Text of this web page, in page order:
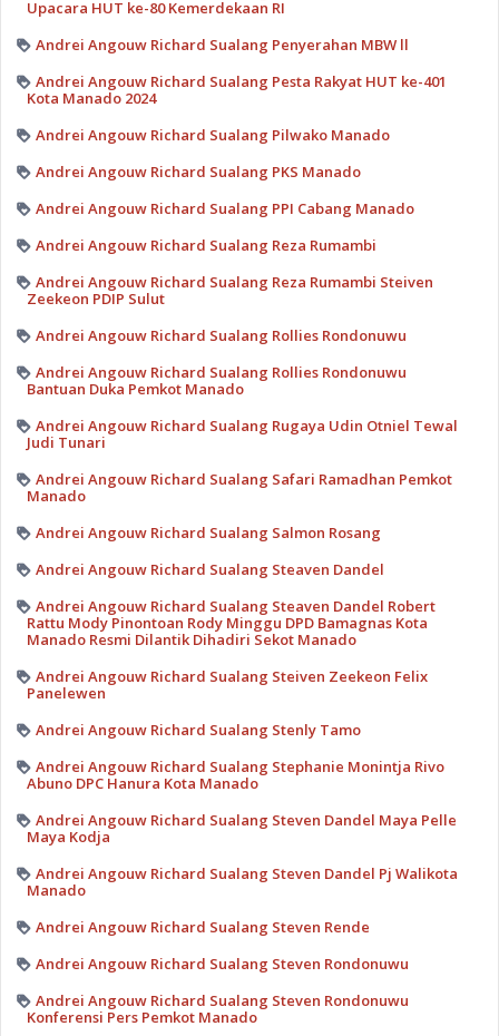
Upacara HUT ke-80 Kemerdekaan RI
Andrei Angouw Richard Sualang Penyerahan MBW ll
Andrei Angouw Richard Sualang Pesta Rakyat HUT ke-401
Kota Manado 2024
Andrei Angouw Richard Sualang Pilwako Manado
Andrei Angouw Richard Sualang PKS Manado
Andrei Angouw Richard Sualang PPI Cabang Manado
Andrei Angouw Richard Sualang Reza Rumambi
Andrei Angouw Richard Sualang Reza Rumambi Steiven
Zeekeon PDIP Sulut
Andrei Angouw Richard Sualang Rollies Rondonuwu
Andrei Angouw Richard Sualang Rollies Rondonuwu
Bantuan Duka Pemkot Manado
Andrei Angouw Richard Sualang Rugaya Udin Otniel Tewal
Judi Tunari
Andrei Angouw Richard Sualang Safari Ramadhan Pemkot
Manado
Andrei Angouw Richard Sualang Salmon Rosang
Andrei Angouw Richard Sualang Steaven Dandel
Andrei Angouw Richard Sualang Steaven Dandel Robert
Rattu Mody Pinontoan Rody Minggu DPD Bamagnas Kota
Manado Resmi Dilantik Dihadiri Sekot Manado
Andrei Angouw Richard Sualang Steiven Zeekeon Felix
Panelewen
Andrei Angouw Richard Sualang Stenly Tamo
Andrei Angouw Richard Sualang Stephanie Monintja Rivo
Abuno DPC Hanura Kota Manado
Andrei Angouw Richard Sualang Steven Dandel Maya Pelle
Maya Kodja
Andrei Angouw Richard Sualang Steven Dandel Pj Walikota
Manado
Andrei Angouw Richard Sualang Steven Rende
Andrei Angouw Richard Sualang Steven Rondonuwu
Andrei Angouw Richard Sualang Steven Rondonuwu
Konferensi Pers Pemkot Manado